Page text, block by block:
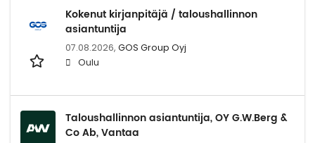
Kokenut kirjanpitäjä / taloushallinnon
asiantuntija
07.08.2026, GOS Group Oyj
Oulu
Taloushallinnon asiantuntija, OY G.W.Berg &
Co Ab, Vantaa